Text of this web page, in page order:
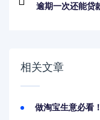
逾期一次还能贷
相关文章
做淘宝生意必看